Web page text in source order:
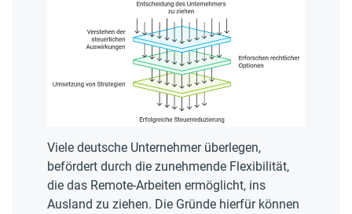
Viele deutsche Unternehmer überlegen,
befördert durch die zunehmende Flexibilität,
die das Remote-Arbeiten ermöglicht, ins
Ausland zu ziehen. Die Gründe hierfür können